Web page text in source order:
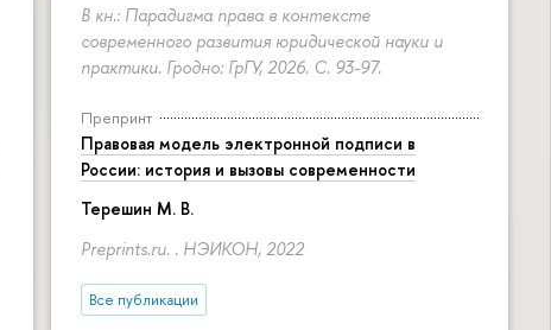
В кн.: Парадигма права в контексте
современного развития юридической науки и
практики. Гродно: ГрГУ, 2026. С. 93-97.
Препринт
Правовая модель электронной подписи в
России: история и вызовы современности
Терешин М. В.
Preprints.ru. . НЭИКОН, 2022
Все публикации